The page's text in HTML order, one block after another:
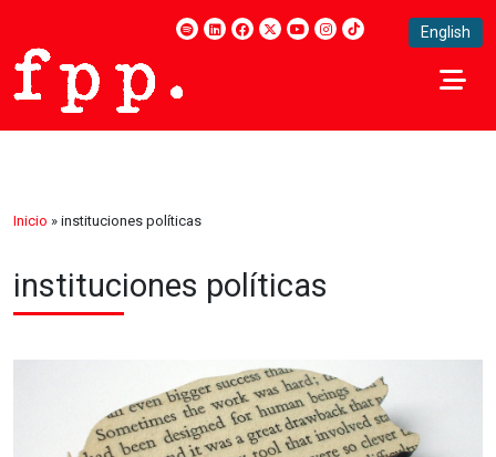
English
Inicio » instituciones políticas
instituciones políticas